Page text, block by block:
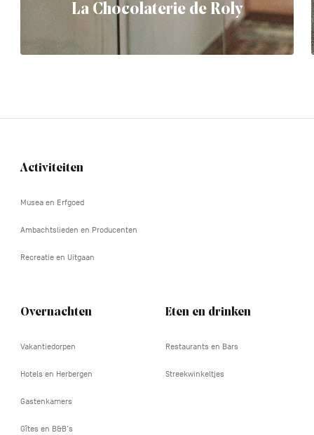
La Chocolaterie de Roly
Navigation
Activiteiten
Musea en Erfgoed
Ambachtslieden en Producenten
Recreatie en Uitgaan
Overnachten
Vakantiedorpen
Hotels en Herbergen
Gastenkamers
Gîtes en B&B's
Eten en drinken
Restaurants en Bars
Streekwinkeltjes